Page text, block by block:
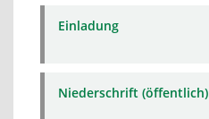
Einladung
Niederschrift (öffentlich)